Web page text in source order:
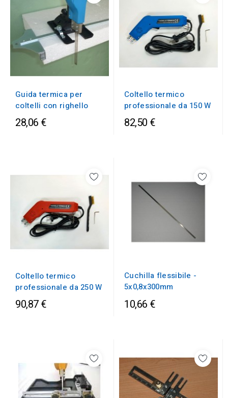
Guida termica per
coltelli con righello
28,06 €
Coltello termico
professionale da 150 W
82,50 €
Coltello termico
professionale da 250 W
90,87 €
Cuchilla flessibile -
5x0,8x300mm
10,66 €